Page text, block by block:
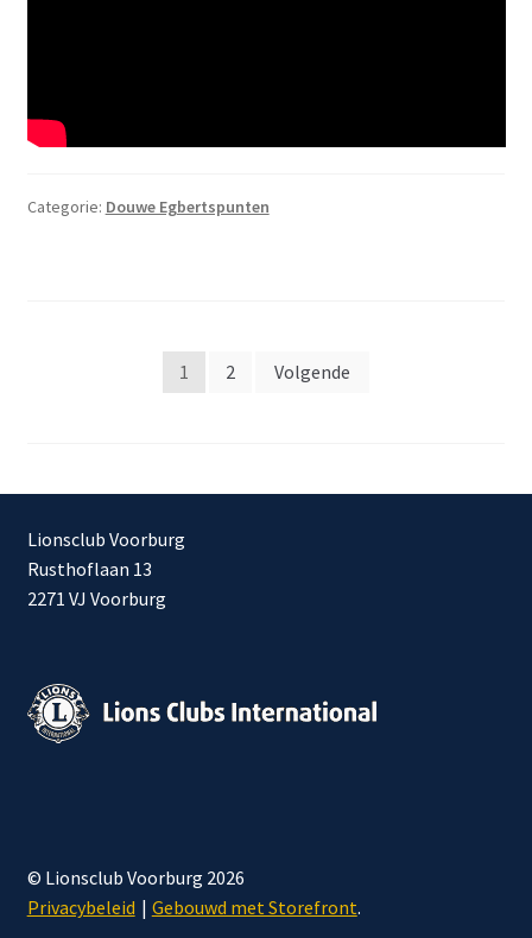
Categorie: Douwe Egbertspunten
1 2 Volgende
Lionsclub Voorburg
Rusthoflaan 13
2271 VJ Voorburg
© Lionsclub Voorburg 2026
Privacybeleid
Gebouwd met Storefront.